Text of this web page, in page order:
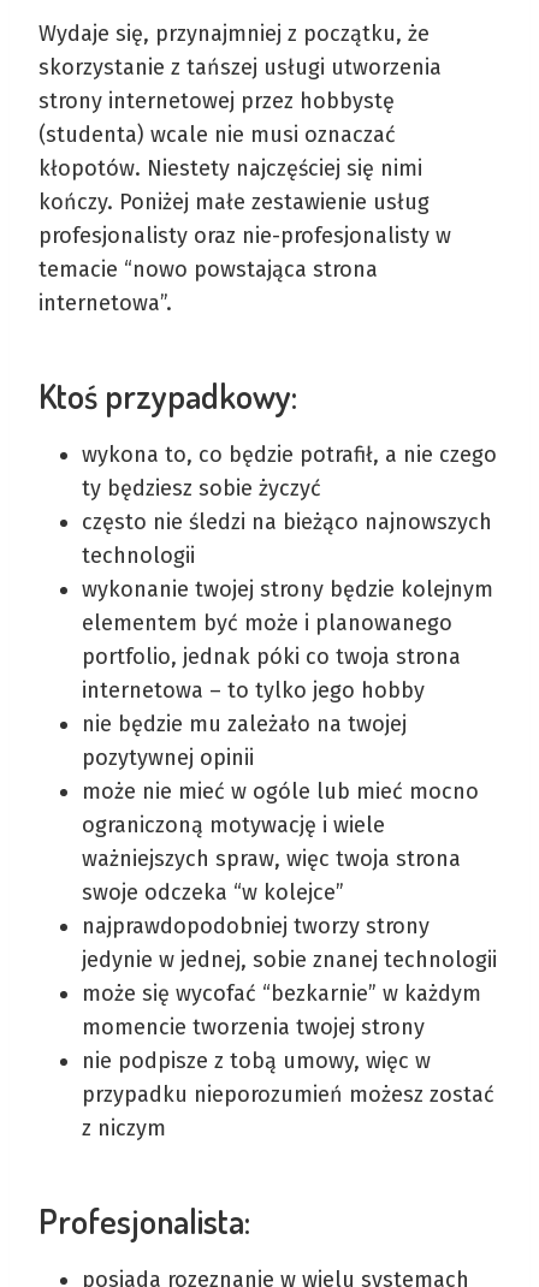
Wydaje się, przynajmniej z początku, że
skorzystanie z tańszej usługi utworzenia
strony internetowej przez hobbystę
(studenta) wcale nie musi oznaczać
kłopotów. Niestety najczęściej się nimi
kończy. Poniżej małe zestawienie usług
profesjonalisty oraz nie-profesjonalisty w
temacie “nowo powstająca strona
internetowa”.
Ktoś przypadkowy:
wykona to, co będzie potrafił, a nie czego
ty będziesz sobie życzyć
często nie śledzi na bieżąco najnowszych
technologii
wykonanie twojej strony będzie kolejnym
elementem być może i planowanego
portfolio, jednak póki co twoja strona
internetowa – to tylko jego hobby
nie będzie mu zależało na twojej
pozytywnej opinii
może nie mieć w ogóle lub mieć mocno
ograniczoną motywację i wiele
ważniejszych spraw, więc twoja strona
swoje odczeka “w kolejce”
najprawdopodobniej tworzy strony
jedynie w jednej, sobie znanej technologii
może się wycofać “bezkarnie” w każdym
momencie tworzenia twojej strony
nie podpisze z tobą umowy, więc w
przypadku nieporozumień możesz zostać
z niczym
Profesjonalista:
posiada rozeznanie w wielu systemach